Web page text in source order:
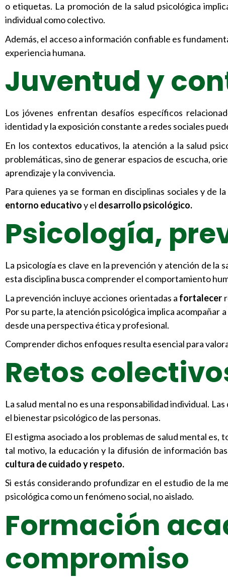
o etiquetas. La promoción de la salud psicológica
individual como colectivo.
Además, el acceso a información confiable es
experiencia humana.
Juventud y
Los jóvenes enfrentan desafíos específicos
identidad y la exposición constante a redes sociales
En los contextos educativos, la atención a la salud
problemáticas, sino de generar espacios de escucha,
aprendizaje y la convivencia.
Para quienes ya se forman en disciplinas sociales y de
entorno educativoy el desarrollo psicológico.
Psicología,
La psicología es clave en la prevención y atención de
esta disciplina busca comprender el comportamiento
La prevención incluye acciones orientadas a fortalecer
Por su parte, la atención psicológica implica acompañar
desde una perspectiva ética y profesional.
Comprender dichos enfoques resulta esencial para
Retos
La salud mental no es una responsabilidad individual.
el bienestar psicológico de las personas.
El estigma asociado a los problemas de salud mental
tal motivo, la educación y la difusión de información
cultura de cuidado y respeto.
Si estás considerando profundizar en el estudio de la
psicológica como un fenómeno social, no aislado.
Formación
compromiso